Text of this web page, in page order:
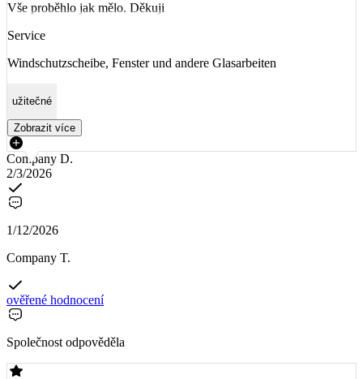
Vše proběhlo jak mělo. Děkuji
Service
Windschutzscheibe, Fenster und andere Glasarbeiten
užitečné
Zobrazit více
Company D.
2/3/2026
1/12/2026
Company T.
ověřené hodnocení
Společnost odpověděla